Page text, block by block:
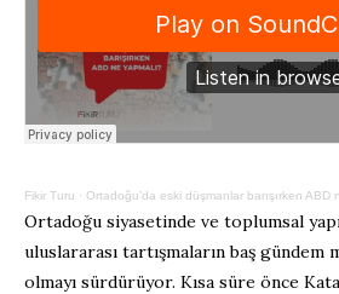
Fikir Turu · Ortadoğu’da eski düşmanlar barışırken ABD
Ortadoğu siyasetinde ve toplumsal
uluslararası tartışmaların baş gündem
olmayı sürdürüyor. Kısa süre önce